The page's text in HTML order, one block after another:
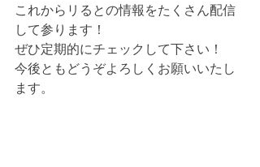
これからリるとの情報をたくさん配信
して参ります！
ぜひ定期的にチェックして下さい！
今後ともどうぞよろしくお願いいたし
ます。